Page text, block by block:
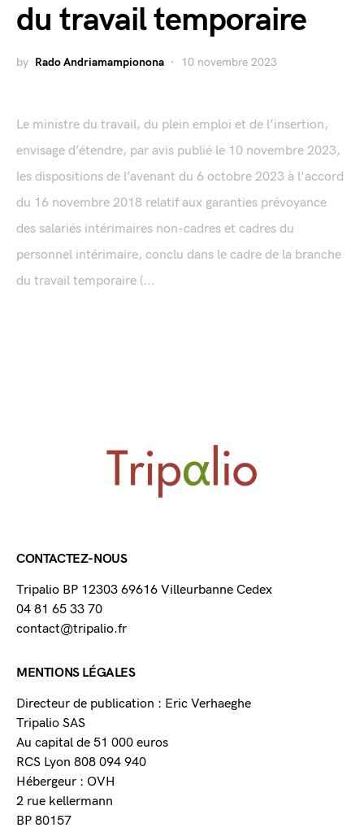
du travail temporaire
by Rado Andriamampionona 10 novembre 2023
Le ministre du travail, du plein emploi et de l’insertion,
envisage d’étendre, par avis publié le 10 novembre 2023,
les dispositions de l’avenant du 6 octobre 2023 à l'accord
du 16 novembre 2018 relatif aux garanties prévoyance
des salariés intérimaires non-cadres et cadres du
personnel intérimaire, conclu dans le cadre de la branche
du travail temporaire (...
CONTACTEZ-NOUS
Tripalio BP 12303 69616 Villeurbanne Cedex
04 81 65 33 70
contact@tripalio.fr
MENTIONS LÉGALES
Directeur de publication : Eric Verhaeghe
Tripalio SAS
Au capital de 51 000 euros
RCS Lyon 808 094 940
Hébergeur : OVH
2 rue kellermann
BP 80157